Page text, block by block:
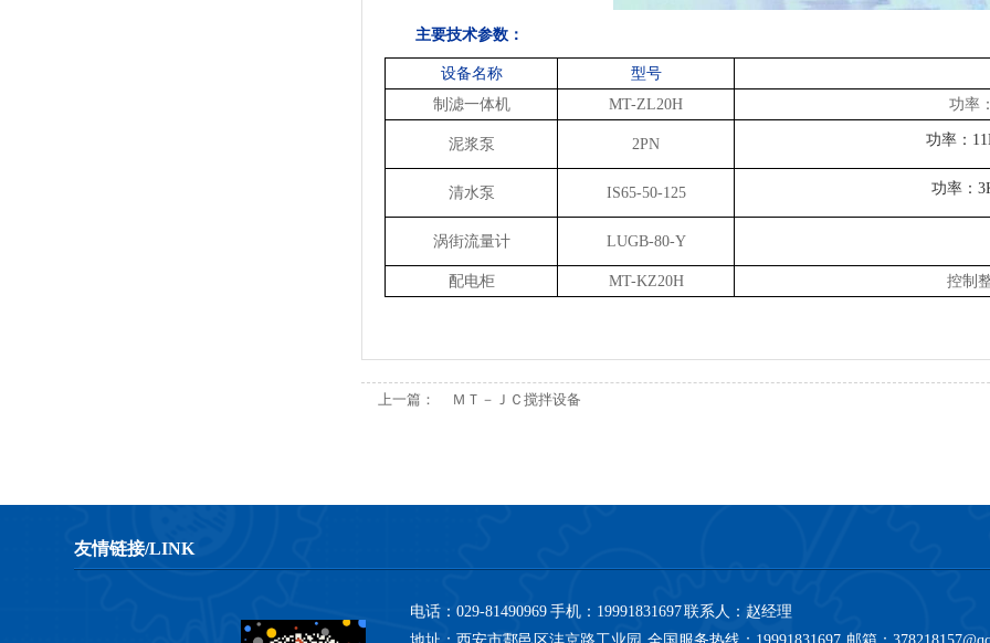
主要技术参数：
设备名称
型号
制滤一体机
MT-ZL20H 功率
泥浆泵 2PN 功率：
清水泵 IS65-50-125 功率：
涡街流量计 LUGB-80-Y
配电柜 MT-KZ20H 控制
上一篇： ＭＴ－ＪＣ搅拌设备
友情链接/LINK
电话：029-81490969 手机：19991831697联系人：赵经理